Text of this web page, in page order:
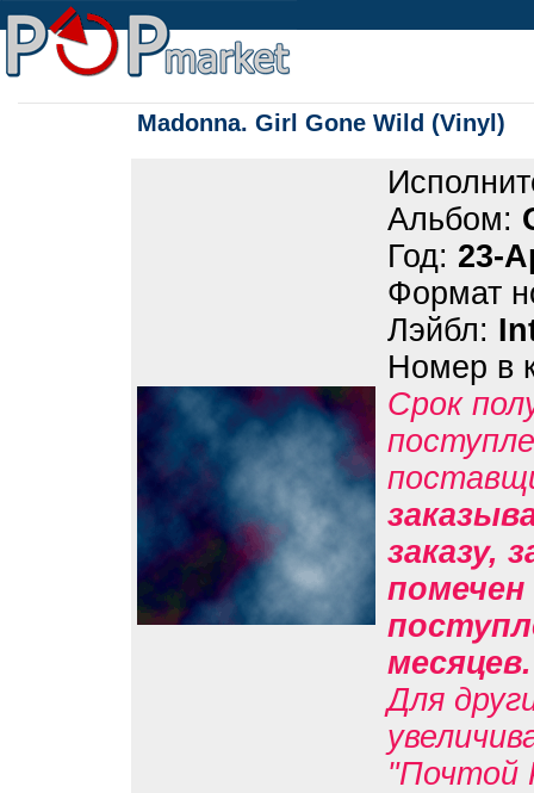
Madonna. Girl Gone Wild (Vinyl)
Альбом:
Год: 23-
Формат
Лэйбл:
Номер в
Срок
заказу,
помечен
Для
"Почтой